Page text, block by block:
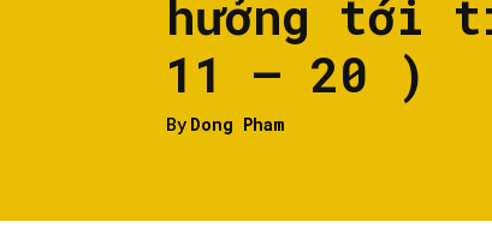
hưởng tới
11 – 20 )
By Dong Pham